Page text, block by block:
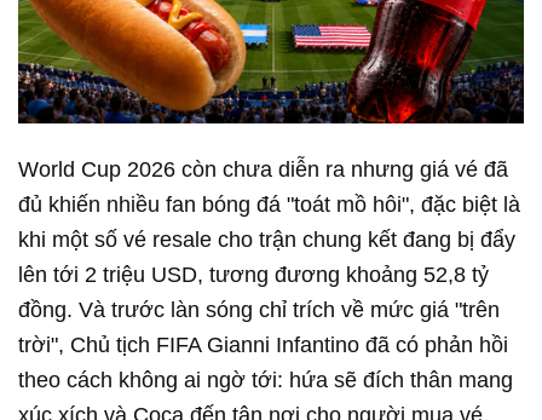
World Cup 2026 còn chưa diễn ra nhưng giá vé đã
đủ khiến nhiều fan bóng đá "toát mồ hôi", đặc biệt là
khi một số vé resale cho trận chung kết đang bị đẩy
lên tới 2 triệu USD, tương đương khoảng 52,8 tỷ
đồng. Và trước làn sóng chỉ trích về mức giá "trên
trời", Chủ tịch FIFA Gianni Infantino đã có phản hồi
theo cách không ai ngờ tới: hứa sẽ đích thân mang